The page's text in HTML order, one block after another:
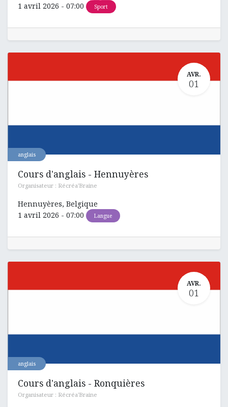
1 avril 2026 - 07:00 Sport
AVR.
01
anglais
Cours d'anglais - Hennuyères
Organisateur : Récréa'Braine
Hennuyères, Belgique
1 avril 2026 - 07:00 Langue
AVR.
01
anglais
Cours d'anglais - Ronquières
Organisateur : Récréa'Braine